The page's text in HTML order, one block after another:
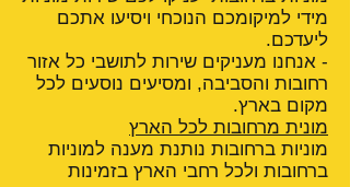
מידי למיקומכם הנוכחי ויסיעו אתכם
ליעדכם.
- אנחנו מעניקים שירות לתושבי כל אזור
רחובות והסביבה, ומסיעים נוסעים לכל
מקום בארץ.
מונית מרחובות לכל הארץ
מוניות ברחובות נותנת מענה למוניות
ברחובות ולכל רחבי הארץ בזמינות